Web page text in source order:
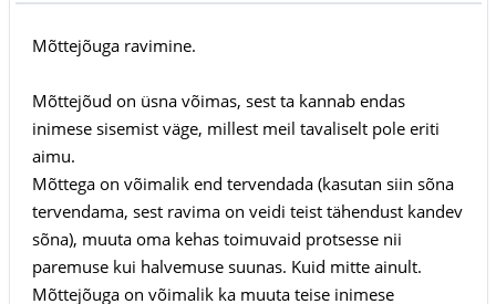
Mõttejõuga ravimine.
Mõttejõud on üsna võimas, sest ta kannab endas
inimese sisemist väge, millest meil tavaliselt pole eriti
aimu.
Mõttega on võimalik end tervendada (kasutan siin sõna
tervendama, sest ravima on veidi teist tähendust kandev
sõna), muuta oma kehas toimuvaid protsesse nii
paremuse kui halvemuse suunas. Kuid mitte ainult.
Mõttejõuga on võimalik ka muuta teise inimese